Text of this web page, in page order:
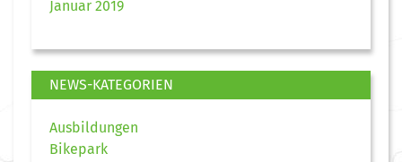
Januar 2019
NEWS-KATEGORIEN
Ausbildungen
Bikepark